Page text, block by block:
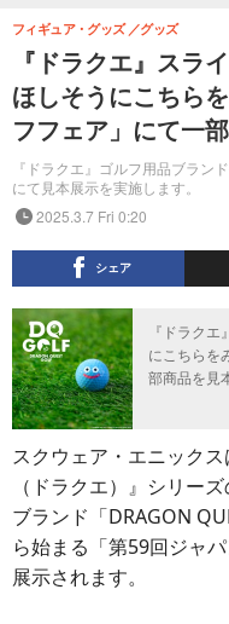
『ドラクエ』スラ
ほしそうにこちら
フフェア」にて一
『ドラクエ』ゴルフ用品ブラン
にて見本展示を実施します。
フィギュア・グッズ グッズ
2025.3.7 Fri 0:20
シェア
『ドラク
にこちらを
部商品を見
スクウェア・エニック
（ドラクエ）』シリー
ブランド「DRAGON
ら始まる「第59回ジャ
展示されます。